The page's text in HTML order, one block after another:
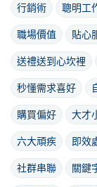
行銷術 聰明工
職場價值
貼心
送禮送到心坎裡
秒懂需求喜好
購買偏好
大才
六大頑疾
即效
社群串聯
關鍵